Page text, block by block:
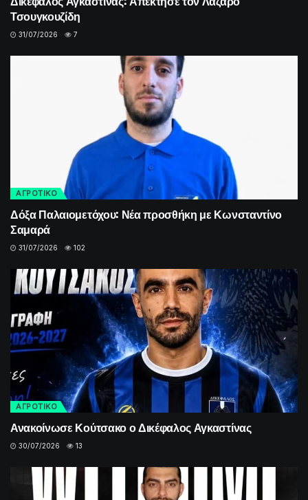
Τσουγκουζίδη
31/07/2026 7
ΑΓΡΟΤΙΚΟ
Δόξα Παλαιομετόχου: Νέα προσθήκη με Κωνσταντίνο
Σαμαρά
31/07/2026 102
ΑΓΡΟΤΙΚΟ
Ανακοίνωσε Κούτσακο ο Δικέφαλος Αγκαστίνας
30/07/2026 13